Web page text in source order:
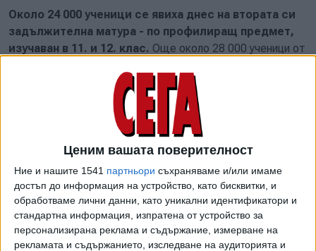
Ценим вашата поверителност
Ние и нашите 1541 партньори съхраняваме и/или имаме
достъп до информация на устройство, като бисквитки, и
обработваме лични данни, като уникални идентификатори и
стандартна информация, изпратена от устройство за
персонализирана реклама и съдържание, измерване на
рекламата и съдържанието, изследване на аудиторията и
Около 24 000 ученици се явиха днес на втората си
задължителна матура - по профилиращ предмет,
изучаван в 11. и 12. клас. Още около 28 000 ученици от
придобиване на професионална квалификация.
по български език и литература бе в
сряда. На зрелостниците се падна да пишат съченение
по творбата "Песента на колелетата" на Йордан Йовков
или есе на тема "Авторитетите днес".
За втора матура заявления подадоха 24 381 ученици,
които държаха тестовете в общо около 1434 училища.
Изпитният вариант бе изтеглен в МОН в 7 часа - падна се
вариант 2.